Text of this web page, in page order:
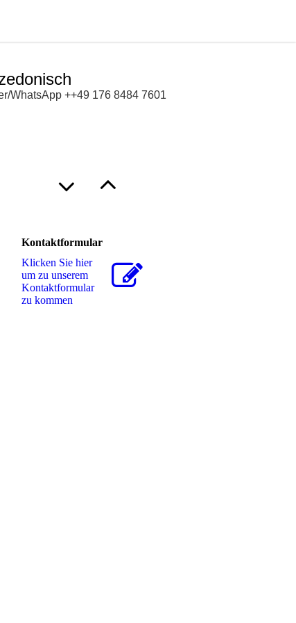
WhatsApp ++49 176 8484 7601
Kontaktformular
Klicken Sie hier
um zu unserem
Kon­takt­for­mu­lar
zu kommen